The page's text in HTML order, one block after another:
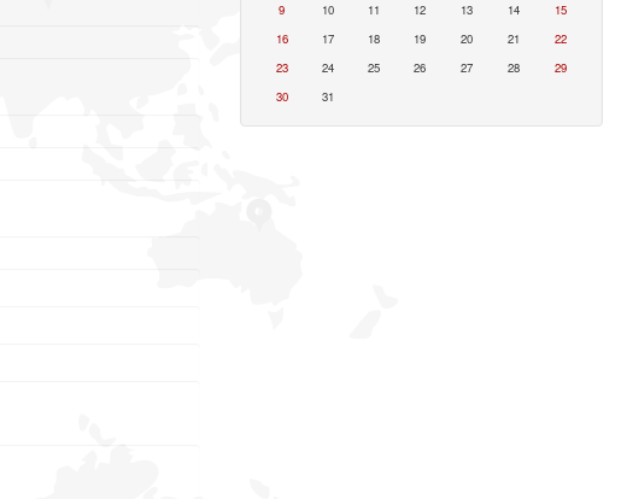
9
10 11 12 13 14
15
16
17 18 19 20 21
22
23
24 25 26 27 28
29
30
31